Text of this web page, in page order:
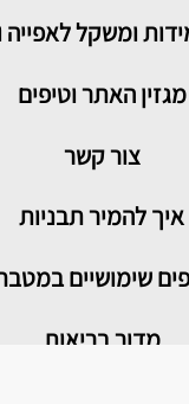
ומשקל לאפייה
מגזין האתר וטיפים
צור קשר
איך להמיר תבניות
שימושיים
מדור בריאות